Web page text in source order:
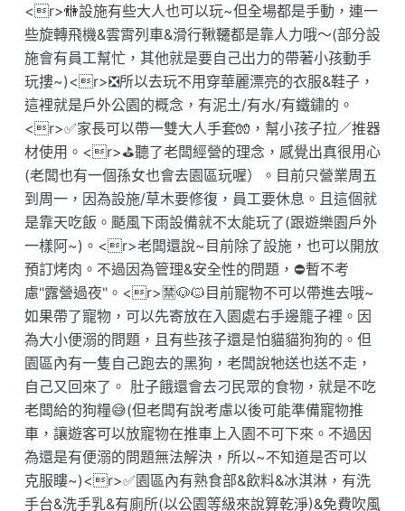
<r>🚻設施有些大人也可以玩~但全場都是手動，連一
些旋轉飛機&雲霄列車&滑行鞦韆都是靠人力哦～(部分設
施會有員工幫忙，其他就是要自己出力的帶著小孩動手
玩摟~)<r>❎️所以去玩不用穿華麗漂亮的衣服&鞋子，
這裡就是戶外公園的概念，有泥土/有水/有鐵鏽的。
<r>✅️家長可以帶一雙大人手套🧤，幫小孩子拉／推器
材使用。<r>⛳️聽了老闆經營的理念，感覺出真很用心
(老闆也有一個孫女也會去園區玩喔）。目前只營業周五
到周一，因為設施/草木要修復，員工要休息。且這個就
是靠天吃飯。颳風下雨設備就不太能玩了(跟遊樂園戶外
一樣阿~)。<r>老闆還說~目前除了設施，也可以開放
預訂烤肉。不過因為管理&安全性的問題，⛔️暫不考
慮"露營過夜"。<r>🈲️🐶🐱目前寵物不可以帶進去哦~
如果帶了寵物，可以先寄放在入園處右手邊籠子裡。因
為大小便溺的問題，且有些孩子還是怕貓貓狗狗的。但
園區內有一隻自己跑去的黑狗，老闆說牠送也送不走，
自己又回來了。 肚子餓還會去刁民眾的食物，就是不吃
老闆給的狗糧😅(但老闆有說考慮以後可能準備寵物推
車，讓遊客可以放寵物在推車上入園不可下來。不過因
為還是有便溺的問題無法解決，所以~不知道是否可以
克服瞜~)<r>✅️園區內有熟食部&飲料&冰淇淋，有洗
手台&洗手乳&有廁所(以公園等級來說算乾淨)&免費吹風